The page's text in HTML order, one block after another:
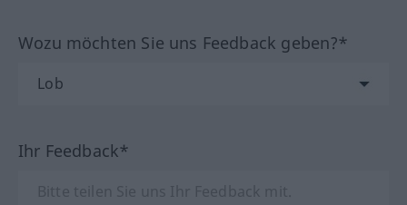
Wozu möchten Sie uns Feedback geben?*
Ihr Feedback*